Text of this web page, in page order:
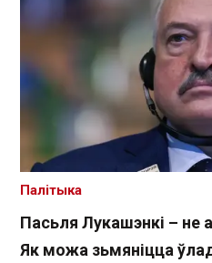
Пасьля Лукашэнкі – не
Як можа зьмяніцца
Палітыка